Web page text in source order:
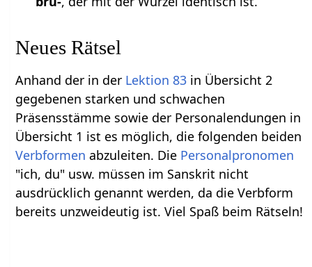
Neues Rätsel
Anhand der in der Lektion 83 in Übersicht 2
gegebenen starken und schwachen
Präsensstämme sowie der Personalendungen in
Übersicht 1 ist es möglich, die folgenden beiden
Verbformen abzuleiten. Die Personalpronomen
"ich, du" usw. müssen im Sanskrit nicht
ausdrücklich genannt werden, da die Verbform
bereits unzweideutig ist. Viel Spaß beim Rätseln!